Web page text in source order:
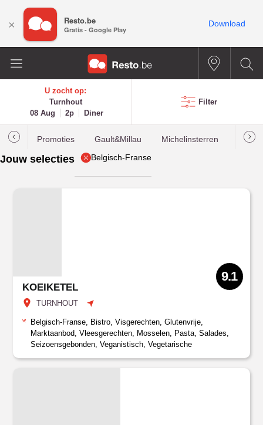
U zocht op:
Turnhout
08 Aug
2p Diner
Filter
Promoties Gault&Millau Michelinsterren
Jouw selecties Belgisch-Franse
KOEIKETEL
TURNHOUT
9.1
Belgisch-Franse, Bistro, Visgerechten, Glutenvrije,
Marktaanbod, Vleesgerechten, Mosselen, Pasta, Salades,
Seizoensgebonden, Veganistisch, Vegetarische
× Resto.be
Gratis - Google Play
Download